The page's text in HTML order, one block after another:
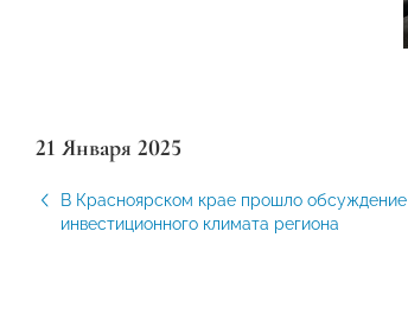
21 Января 2025
В Красноярском крае прошло обсуждение
инвестиционного климата региона